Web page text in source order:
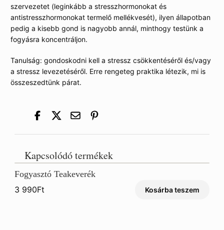
szervezetet (leginkább a stresszhormonokat és
antistresszhormonokat termelő mellékvesét), ilyen állapotban
pedig a kisebb gond is nagyobb annál, minthogy testünk a
fogyásra koncentráljon.
Tanulság: gondoskodni kell a stressz csökkentéséről és/vagy
a stressz levezetéséről. Erre rengeteg praktika létezik, mi is
összeszedtünk párat.
Kapcsolódó termékek
Fogyasztó Teakeverék
3 990Ft Kosárba teszem